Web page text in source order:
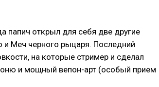
папич открыл для себя две другие
Меч черного рыцаря. Последний
на которые стример и сделал
и мощный вепон-арт (особый прием